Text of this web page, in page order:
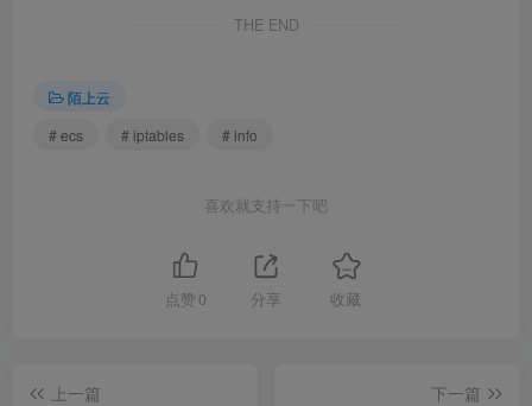
THE END
陌上云
# ecs
# iptables # info
喜欢就支持一下吧
点赞 0 分享 收藏
上一篇
下一篇